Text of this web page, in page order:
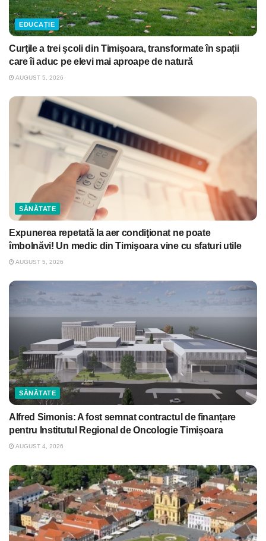
EDUCAȚIE
Curţile a trei şcoli din Timişoara, transformate în spații
care îi aduc pe elevi mai aproape de natură
AUGUST 5, 2026
SĂNĂTATE
Expunerea repetată la aer condiţionat ne poate
îmbolnăvi! Un medic din Timişoara vine cu sfaturi utile
AUGUST 5, 2026
SĂNĂTATE
Alfred Simonis: A fost semnat contractul de finanțare
pentru Institutul Regional de Oncologie Timișoara
AUGUST 4, 2026